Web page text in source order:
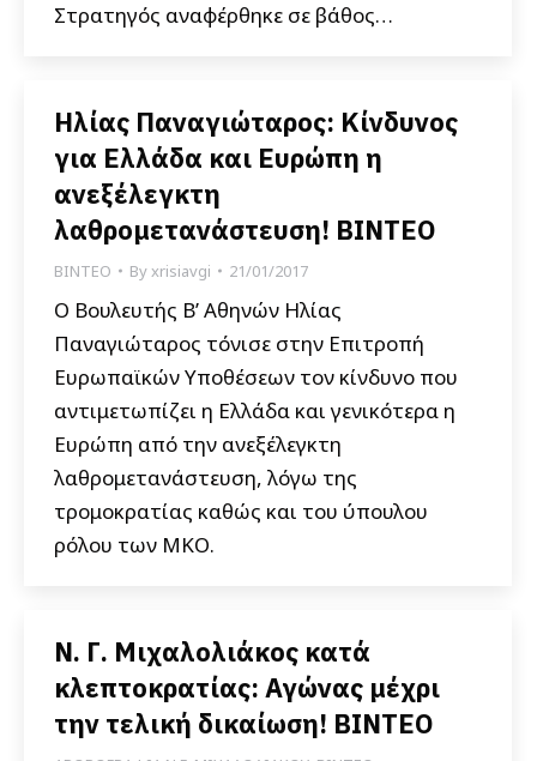
Στρατηγός αναφέρθηκε σε βάθος…
Ηλίας Παναγιώταρος: Κίνδυνος
για Ελλάδα και Ευρώπη η
ανεξέλεγκτη
λαθρομετανάστευση! ΒΙΝΤΕΟ
ΒΙΝΤΕΟ Byxrisiavgi 21/01/2017
Ο Βουλευτής Β’ Αθηνών Ηλίας
Παναγιώταρος τόνισε στην Επιτροπή
Ευρωπαϊκών Υποθέσεων τον κίνδυνο που
αντιμετωπίζει η Ελλάδα και γενικότερα η
Ευρώπη από την ανεξέλεγκτη
λαθρομετανάστευση, λόγω της
τρομοκρατίας καθώς και του ύπουλου
ρόλου των ΜΚΟ.
Ν. Γ. Μιχαλολιάκος κατά
κλεπτοκρατίας: Αγώνας μέχρι
την τελική δικαίωση! ΒΙΝΤΕΟ